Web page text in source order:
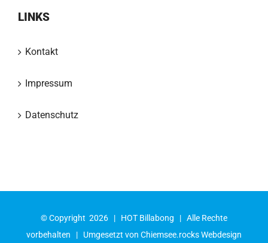
LINKS
Kontakt
Impressum
Datenschutz
© Copyright 2026 | HOT Billabong | Alle Rechte
vorbehalten | Umgesetzt von Chiemsee.rocks Webdesign